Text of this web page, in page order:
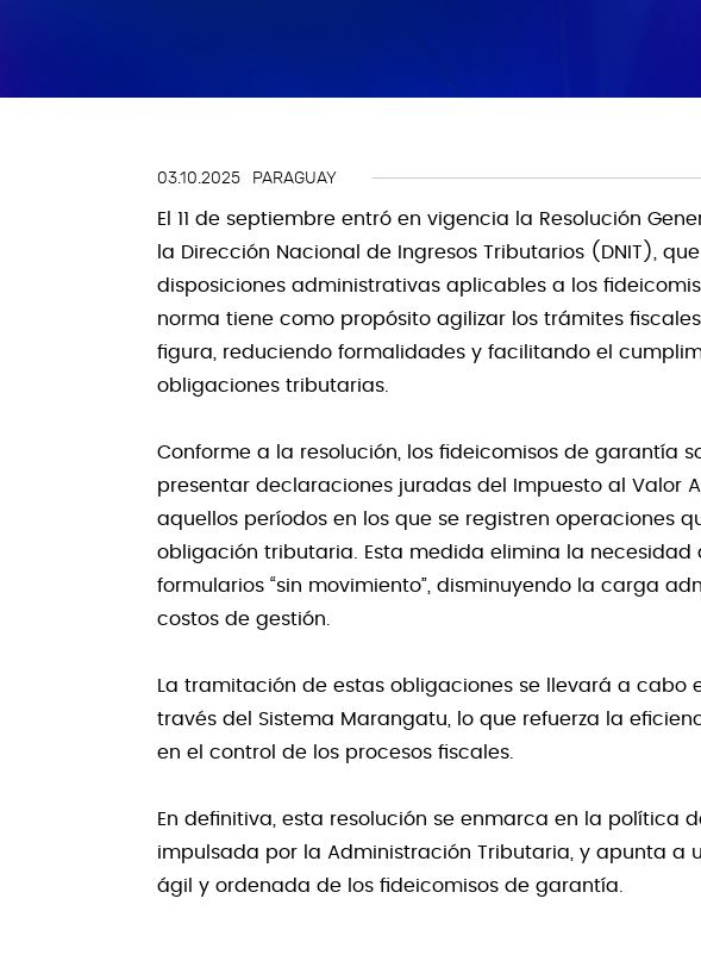
Tecnología y Digitalización del
Tercerización de procesos
03.10.2025 PARAGUAY
El 11 de septiembre entró en vigencia la Resolución
la Dirección Nacional de Ingresos Tributarios (DNIT),
disposiciones administrativas aplicables a los
norma tiene como propósito agilizar los trámites
figura, reduciendo formalidades y facilitando el
obligaciones tributarias.
Conforme a la resolución, los fideicomisos de garantía
presentar declaraciones juradas del Impuesto al Valor
aquellos períodos en los que se registren operaciones
obligación tributaria. Esta medida elimina la necesidad
formularios “sin movimiento”, disminuyendo la carga
costos de gestión.
La tramitación de estas obligaciones se llevará a cabo
través del Sistema Marangatu, lo que refuerza la
en el control de los procesos fiscales.
En definitiva, esta resolución se enmarca en la política
impulsada por la Administración Tributaria, y apunta a
ágil y ordenada de los fideicomisos de garantía.